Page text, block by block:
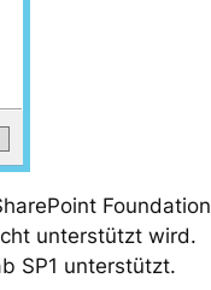
Foundation
unterstützt wird.
SP1 unterstützt.